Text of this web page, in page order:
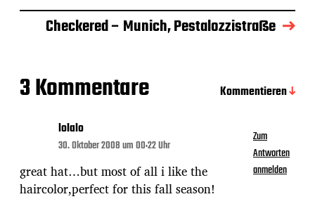
a
Checkered – Munich, Pestalozzistraße
3 Kommentare
Kommentieren
lolalo
30. Oktober 2008 um 00:22 Uhr
great hat…but most of all i like the
haircolor,perfect for this fall season!
Zum
Antworten
anmelden